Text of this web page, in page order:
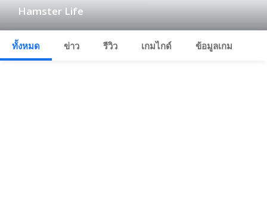
Hamster Life
ทั้งหมด ข่าว รีวิว เกมไกด์ ข้อมูลเกม